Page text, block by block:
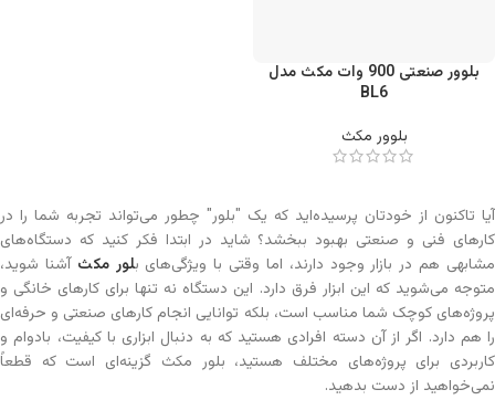
بلوور صنعتی 900 وات مکث مدل
BL6
بلوور مکث
آیا تاکنون از خودتان پرسیده‌اید که یک "بلور" چطور می‌تواند تجربه شما را در
کارهای فنی و صنعتی بهبود ببخشد؟ شاید در ابتدا فکر کنید که دستگاه‌های
مشابهی هم در بازار وجود دارند، اما وقتی با ویژگی‌های بلور مکث آشنا شوید،
متوجه می‌شوید که این ابزار فرق دارد. این دستگاه نه تنها برای کارهای خانگی و
پروژه‌های کوچک شما مناسب است، بلکه توانایی انجام کارهای صنعتی و حرفه‌ای
را هم دارد. اگر از آن دسته افرادی هستید که به دنبال ابزاری با کیفیت، بادوام و
کاربردی برای پروژه‌های مختلف هستید، بلور مکث گزینه‌ای است که قطعاً
نمی‌خواهید از دست بدهید.